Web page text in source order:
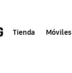
Tienda Móviles